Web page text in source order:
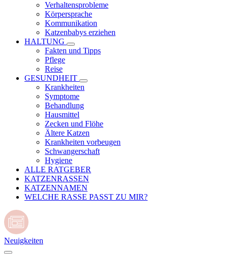
Verhaltensprobleme
Körpersprache
Kommunikation
Katzenbabys erziehen
HALTUNG
Fakten und Tipps
Pflege
Reise
GESUNDHEIT
Krankheiten
Symptome
Behandlung
Hausmittel
Zecken und Flöhe
Ältere Katzen
Krankheiten vorbeugen
Schwangerschaft
Hygiene
ALLE RATGEBER
KATZENRASSEN
KATZENNAMEN
WELCHE RASSE PASST ZU MIR?
Neuigkeiten